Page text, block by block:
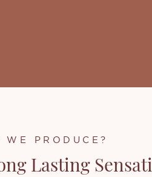
WE PRODUCE?
Lasting